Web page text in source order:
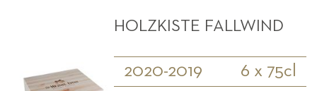
HOLZKISTE FALLWIND
2020-2019 6 x 75cl